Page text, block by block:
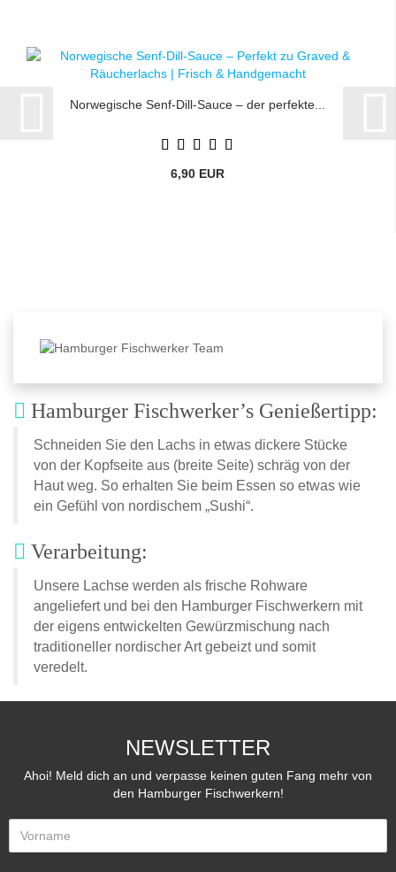
Norwegische Senf-Dill-Sauce – der perfekte...
6,90 EUR
Hamburger Fischwerker’s Genießertipp:
Schneiden Sie den Lachs in etwas dickere Stücke
von der Kopfseite aus (breite Seite) schräg von der
Haut weg. So erhalten Sie beim Essen so etwas wie
ein Gefühl von nordischem „Sushi“.
Verarbeitung:
Unsere Lachse werden als frische Rohware
angeliefert und bei den Hamburger Fischwerkern mit
der eigens entwickelten Gewürzmischung nach
traditioneller nordischer Art gebeizt und somit
veredelt.
NEWSLETTER
Ahoi! Meld dich an und verpasse keinen guten Fang mehr von
den Hamburger Fischwerkern!